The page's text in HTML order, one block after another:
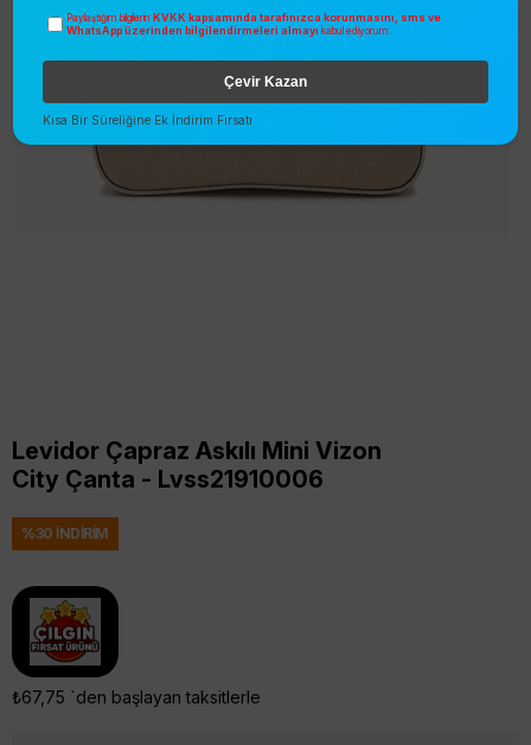
Levidor Çapraz Askılı Mini Vizon
City Çanta - Lvss21910006
%30 İNDIRIM
₺67,75 `den başlayan taksitlerle
Paylaştığım bilgilerin KVKK kapsamında tarafınızca korunmasını, sms ve
WhatsApp üzerinden bilgilendirmeleri almayı kabul ediyorum.
Çevir Kazan
Kısa Bir Süreliğine Ek İndirim Fırsatı